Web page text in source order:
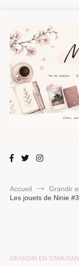
contenu
Maman Chou
Accueil
Grandir
Les jouets de Ninie
GRANDIR EN